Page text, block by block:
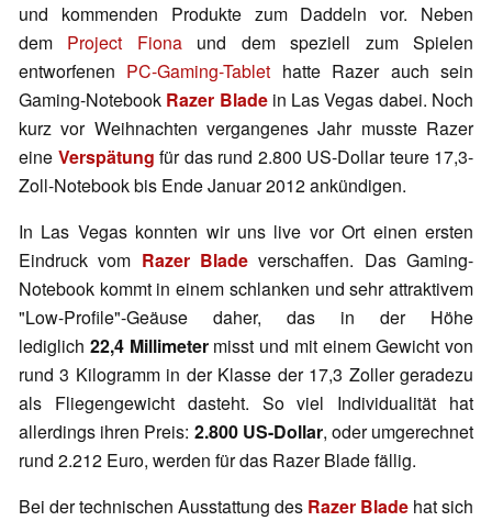
und kommenden Produkte zum Daddeln vor. Neben
dem Project Fionaund dem speziell zum Spielen
entworfenen PC-Gaming-Tablet hatte Razer auch sein
Gaming-Notebook Razer Bladein Las Vegas dabei. Noch
kurz vor Weihnachten vergangenes Jahr musste Razer
eine Verspätung für das rund 2.800 US-Dollar teure 17,3-
Zoll-Notebook bis Ende Januar 2012 ankündigen.
In Las Vegas konnten wir uns live vor Ort einen ersten
Eindruck vom Razer Blade verschaffen. Das Gaming-
Notebook kommt in einem schlanken und sehr attraktivem
"Low-Profile"-Geäuse daher, das in der Höhe
lediglich 22,4 Millimetermisst und mit einem Gewicht von
rund 3 Kilogramm in der Klasse der 17,3 Zoller geradezu
als Fliegengewicht dasteht. So viel Individualität hat
allerdings ihren Preis: 2.800 US-Dollar, oder umgerechnet
rund 2.212 Euro, werden für das Razer Blade fällig.
Bei der technischen Ausstattung des Razer Blade hat sich